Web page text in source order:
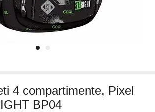
4 compartimente, Pixel
BP04